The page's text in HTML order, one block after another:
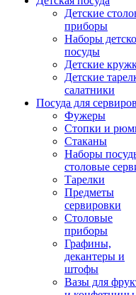
Детские
приборы
Наборы
посуды
Детские
Детские
салатники
Посуда для
Фужеры
Стопки и
Стаканы
Наборы
столовые
Тарелки
Предметы
сервировки
Столовые
приборы
Графины,
декантеры и
штофы
Вазы для